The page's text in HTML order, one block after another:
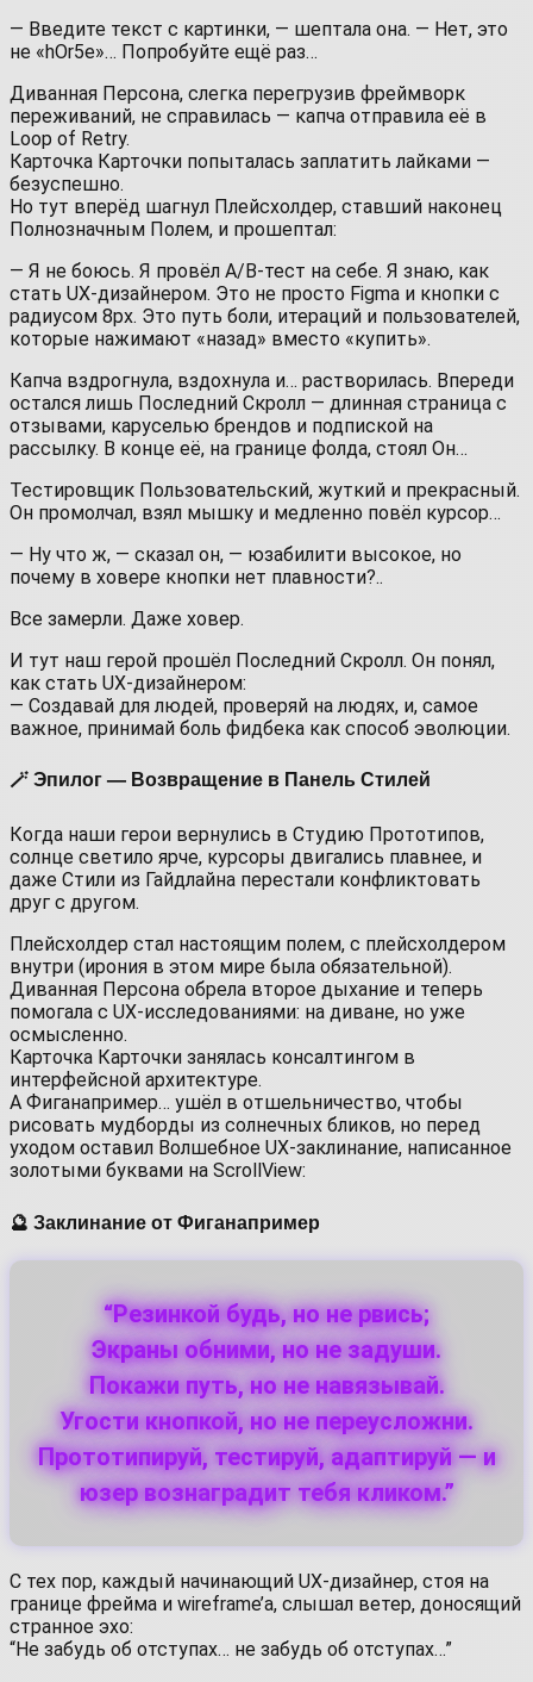
— Введите текст с картинки, — шептала она. — Нет, это
не «hOr5e»… Попробуйте ещё раз…
Диванная Персона, слегка перегрузив фреймворк
переживаний, не справилась — капча отправила её в
Loop of Retry.
Карточка Карточки попыталась заплатить лайками —
безуспешно.
Но тут вперёд шагнул Плейсхолдер, ставший наконец
Полнозначным Полем, и прошептал:
— Я не боюсь. Я провёл A/B‑тест на себе. Я знаю, как
стать UX-дизайнером. Это не просто Figma и кнопки с
радиусом 8px. Это путь боли, итераций и пользователей,
которые нажимают «назад» вместо «купить».
Капча вздрогнула, вздохнула и… растворилась. Впереди
остался лишь Последний Скролл — длинная страница с
отзывами, каруселью брендов и подпиской на
рассылку. В конце её, на границе фолда, стоял Он…
Тестировщик Пользовательский, жуткий и прекрасный.
Он промолчал, взял мышку и медленно повёл курсор…
— Ну что ж, — сказал он, — юзабилити высокое, но
почему в ховере кнопки нет плавности?..
Все замерли. Даже ховер.
И тут наш герой прошёл Последний Скролл. Он понял,
как стать UX-дизайнером:
— Создавай для людей, проверяй на людях, и, самое
важное, принимай боль фидбека как способ эволюции.
🪄 Эпилог — Возвращение в Панель Стилей
Когда наши герои вернулись в Студию Прототипов,
солнце светило ярче, курсоры двигались плавнее, и
даже Стили из Гайдлайна перестали конфликтовать
друг с другом.
Плейсхолдер стал настоящим полем, с плейсхолдером
внутри (ирония в этом мире была обязательной).
Диванная Персона обрела второе дыхание и теперь
помогала с UX-исследованиями: на диване, но уже
осмысленно.
Карточка Карточки занялась консалтингом в
интерфейсной архитектуре.
А Фиганапример… ушёл в отшельничество, чтобы
рисовать мудборды из солнечных бликов, но перед
уходом оставил Волшебное UX‑заклинание, написанное
золотыми буквами на ScrollView:
🔮 Заклинание от Фиганапример
“Резинкой будь, но не рвись;
Экраны обними, но не задуши.
Покажи путь, но не навязывай.
Угости кнопкой, но не переусложни.
Прототипируй, тестируй, адаптируй — и
юзер вознаградит тебя кликом.”
С тех пор, каждый начинающий UX-дизайнер, стоя на
границе фрейма и wireframe’а, слышал ветер, доносящий
странное эхо:
“Не забудь об отступах… не забудь об отступах…”